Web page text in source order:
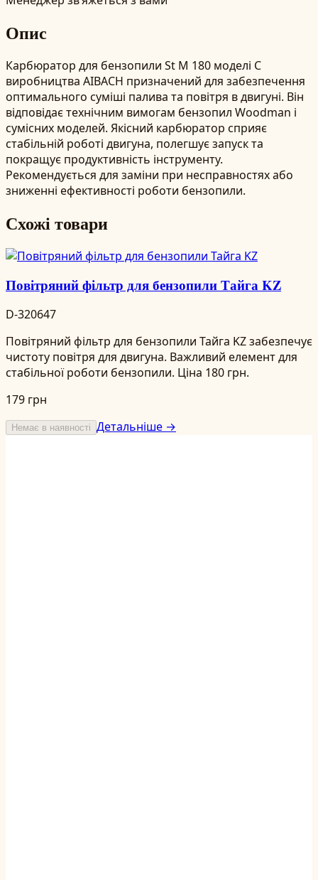
Опис
Карбюратор для бензопили St M 180 моделі C
виробництва AIBACH призначений для забезпечення
оптимального суміші палива та повітря в двигуні. Він
відповідає технічним вимогам бензопил Woodman і
сумісних моделей. Якісний карбюратор сприяє
стабільній роботі двигуна, полегшує запуск та
покращує продуктивність інструменту.
Рекомендується для заміни при несправностях або
зниженні ефективності роботи бензопили.
Схожі товари
Повітряний фільтр для бензопили Тайга KZ
D-320647
Повітряний фільтр для бензопили Тайга KZ забезпечує
чистоту повітря для двигуна. Важливий елемент для
стабільної роботи бензопили. Ціна 180 грн.
179 грн
Немає в наявності Детальніше →